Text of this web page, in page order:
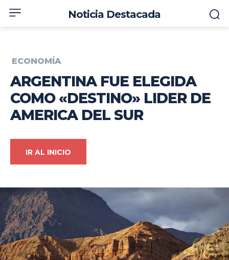
Noticia Destacada
ECONOMÍA
ARGENTINA FUE ELEGIDA
COMO «DESTINO» LIDER DE
AMERICA DEL SUR
IR AL INICIO